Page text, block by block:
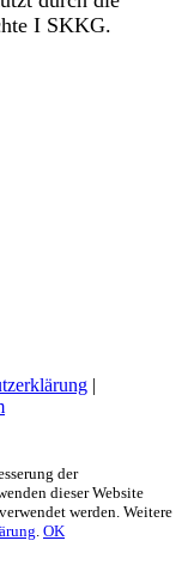
I SKKG.
|
der
dieser Website
werden. Weitere
OK